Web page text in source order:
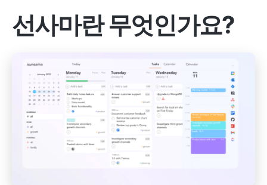
선사마란 무엇인가요?